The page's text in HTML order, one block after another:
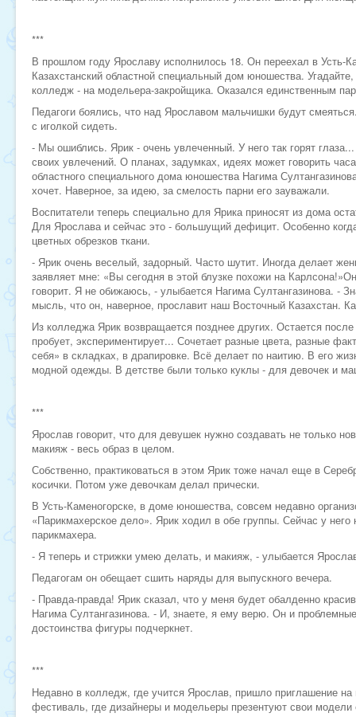
***
В прошлом году Ярославу исполнилось 18. Он переехал в Усть-
Казахстанский областной специальный дом юношества.
колледж - на модельера-закройщика. Оказался единственным
Педагоги боялись, что над Ярославом мальчишки будут
с иголкой сидеть.
- Мы ошиблись. Ярик - очень увлеченный. У него так горят
своих увлечений. О планах, задумках, идеях может говорить
областного специального дома юношества Нагима
хочет. Наверное, за идею, за смелость парни его зауважали.
Воспитатели теперь специально для Ярика приносят из дома
Для Ярослава и сейчас это - большущий дефицит. Особенно
цветных обрезков ткани.
- Ярик очень веселый, задорный. Часто шутит. Иногда делает
заявляет мне: «Вы сегодня в этой блузке похожи на
говорит. Я не обижаюсь, - улыбается Нагима Султангазинова. -
мысль, что он, наверное, прославит наш Восточный Казахстан.
Из колледжа Ярик возвращается позднее других. Остается
пробует, экспериментирует... Сочетает разные цвета, разные
себя» в складках, в драпировке. Всё делает по наитию. В его
модной одежды. В детстве были только куклы - для девочек и
***
Ярослав говорит, что для девушек нужно создавать не только
макияж - весь образ в целом.
Собственно, практиковаться в этом Ярик тоже начал еще в
косички. Потом уже девочкам делал прически.
В Усть-Каменогорске, в доме юношества, совсем недавно
«Парикмахерское дело». Ярик ходил в обе группы. Сейчас у него
парикмахера.
- Я теперь и стрижки умею делать, и макияж, - улыбается
Педагогам он обещает сшить наряды для выпускного вечера.
- Правда-правда! Ярик сказал, что у меня будет обалденно
Нагима Султангазинова. - И, знаете, я ему верю. Он и
достоинства фигуры подчеркнет.
***
Недавно в колледж, где учится Ярослав, пришло приглашение
фестиваль, где дизайнеры и модельеры презентуют свои